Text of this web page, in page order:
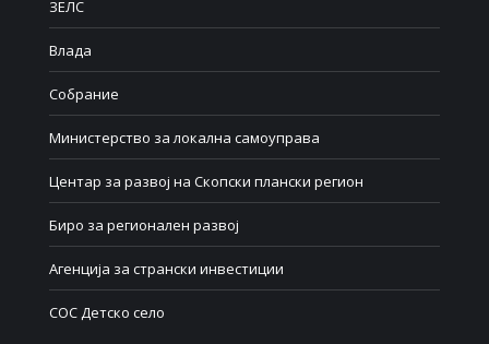
ЗЕЛС
Влада
Собрание
Министерство за локална самоуправа
Центар за развој на Скопски плански регион
Биро за регионален развој
Агенција за странски инвестиции
СОС Детско село